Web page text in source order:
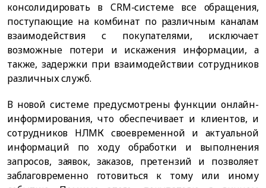
консолидировать в CRM-системе все обращения,
поступающие на комбинат по различным каналам
взаимодействия с покупателями, исключает
возможные потери и искажения информации, а
также, задержки при взаимодействии сотрудников
различных служб.
В новой системе предусмотрены функции онлайн-
информирования, что обеспечивает и клиентов, и
сотрудников НЛМК своевременной и актуальной
информаций по ходу обработки и выполнения
запросов, заявок, заказов, претензий и позволяет
заблаговременно готовиться к тому или иному